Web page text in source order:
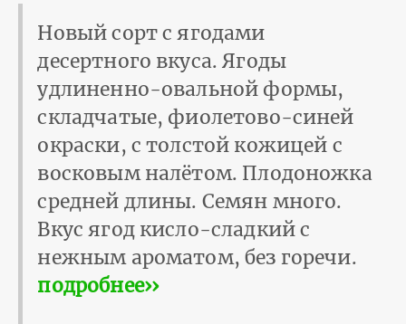
Новый сорт с ягодами
десертного вкуса. Ягоды
удлиненно-овальной формы,
складчатые, фиолетово-синей
окраски, с толстой кожицей с
восковым налётом. Плодоножка
средней длины. Семян много.
Вкус ягод кисло-сладкий с
нежным ароматом, без горечи.
подробнее››